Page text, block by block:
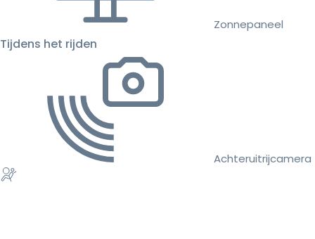
Zonnepaneel
Tijdens het rijden
Achteruitrijcamera